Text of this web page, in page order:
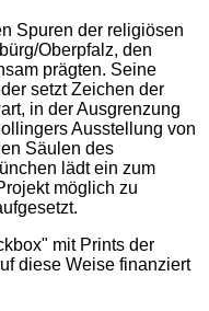
Spuren der religiösen
Oberpfalz, den
prägten. Seine
setzt Zeichen der
in der Ausgrenzung
Ausstellung von
Säulen des
lädt ein zum
möglich zu
mit Prints der
diese Weise finanziert